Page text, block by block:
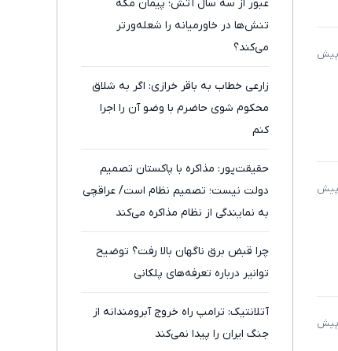
عبور از سه سال آتش؛ پیمان مکه
تنش‌ها در خاورمیانه را شعله‌ورتر
می‌کند؟
زارعی خطاب به باقر خرازی: اگر به شلاق
محکوم شوی حاضرم با وضو آن را اجرا
کنم
حقیقت‌پور: مذاکره با پاکستان تصمیم
دولت نیست؛ تصمیم نظام است/ عراقچی
به نمایندگی از نظام مذاکره می‌کند
چرا قبض برق ناگهان بالا رفت؟ توضیح
توانیر درباره تعرفه‌های پلکانی
آتلانتیک: ترامپ راه خروج آبرومندانه از
جنگ ایران را پیدا نمی‌کند